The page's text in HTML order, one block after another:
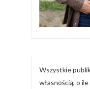
Wszystkie
własnością, o